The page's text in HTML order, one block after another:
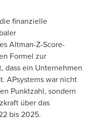
finanzielle
Altman-Z-Score-
Formel zur
dass ein Unternehmen
APsystems war nicht
Punktzahl, sondern
über das
bis 2025.